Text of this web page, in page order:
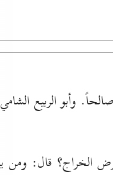
وأبو الربيع
الخراج؟ قال: